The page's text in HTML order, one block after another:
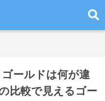
ールドは何が違
比較で見えるゴー